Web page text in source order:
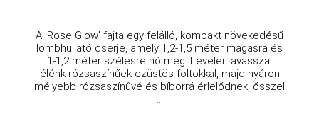
A 'Rose Glow' fajta egy felálló, kompakt növekedésű
lombhullató cserje, amely 1,2-1,5 méter magasra és
1-1,2 méter szélesre nő meg. Levelei tavasszal
élénk rózsaszínűek ezüstös foltokkal, majd nyáron
mélyebb rózsaszínűvé és bíborrá érlelődnek, ősszel
...